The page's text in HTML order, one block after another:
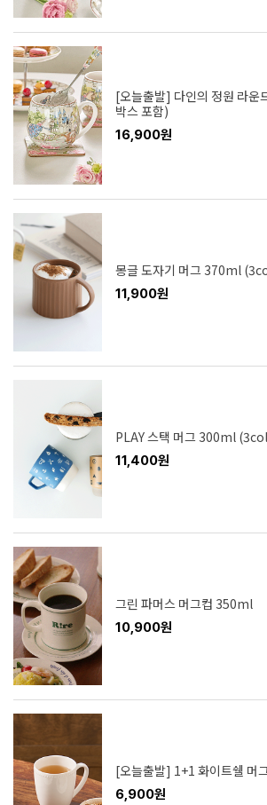
[오늘출발] 다인의 정원 라
박스 포함)
16,900원
몽글 도자기 머그 370ml
11,900원
PLAY 스택 머그 300ml
11,400원
그린 파머스 머그컵 350ml
10,900원
[오늘출발] 1+1 화이트쉘 머
6,900원